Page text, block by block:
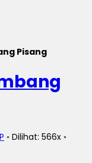
Pisang
◦ Dilihat: 566x ◦